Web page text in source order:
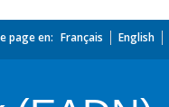
page en: Français English